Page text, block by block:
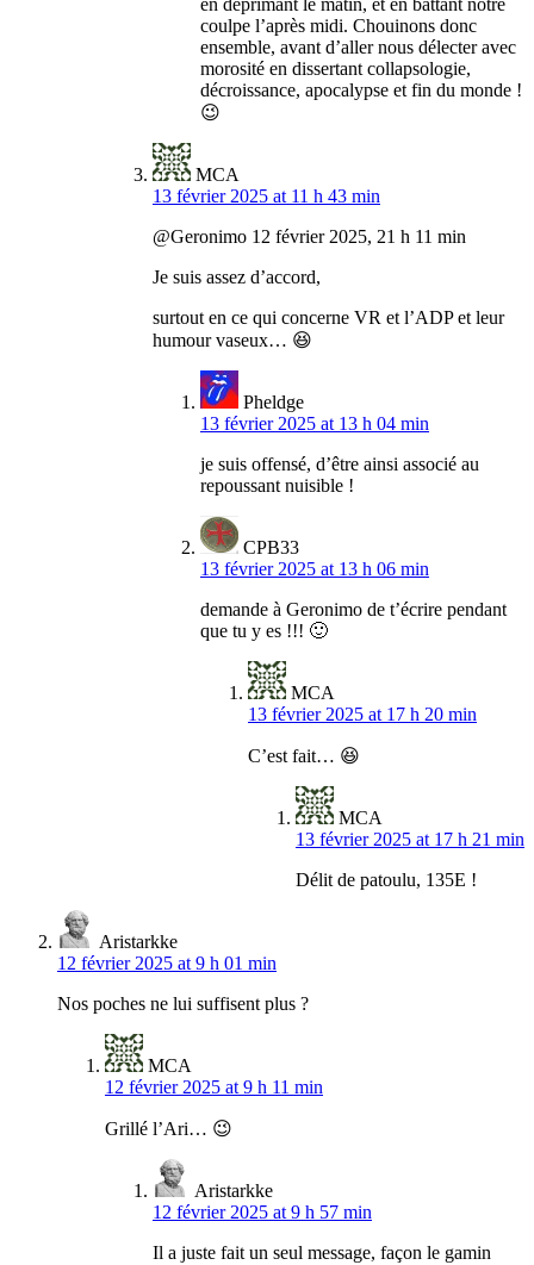
en déprimant le matin, et en battant notre
coulpe l’après midi. Chouinons donc
ensemble, avant d’aller nous délecter avec
morosité en dissertant collapsologie,
décroissance, apocalypse et fin du monde !
😉
MCA
13 février 2025 at 11 h 43 min
@Geronimo 12 février 2025, 21 h 11 min
Je suis assez d’accord,
surtout en ce qui concerne VR et l’ADP et leur
humour vaseux… 😆
Pheldge
13 février 2025 at 13 h 04 min
je suis offensé, d’être ainsi associé au
repoussant nuisible !
CPB33
13 février 2025 at 13 h 06 min
demande à Geronimo de t’écrire pendant
que tu y es !!! 🙂
MCA
13 février 2025 at 17 h 20 min
C’est fait… 😆
MCA
13 février 2025 at 17 h 21 min
Délit de patoulu, 135E !
Aristarkke
12 février 2025 at 9 h 01 min
Nos poches ne lui suffisent plus ?
MCA
12 février 2025 at 9 h 11 min
Grillé l’Ari… 😉
Aristarkke
12 février 2025 at 9 h 57 min
Il a juste fait un seul message, façon le gamin